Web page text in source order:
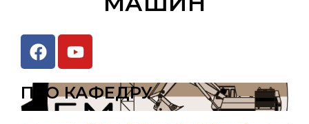
ПРО КАФЕДРУ